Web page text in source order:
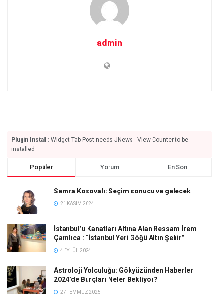
admin
Plugin Install
: Widget Tab Post needs JNews - View Counter to be
installed
Popüler Yorum En Son
Semra Kosovalı: Seçim sonucu ve gelecek
21 KASIM 2024
İstanbul’u Kanatları Altına Alan Ressam İrem
Çamlıca : “İstanbul Yeri Göğü Altın Şehir”
4 EYLÜL 2024
Astroloji Yolculuğu: Gökyüzünden Haberler
2024’de Burçları Neler Bekliyor?
27 TEMMUZ 2025